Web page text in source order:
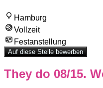
Hamburg
Vollzeit
Festanstellung
Auf diese Stelle bewerben
They do 08/15.